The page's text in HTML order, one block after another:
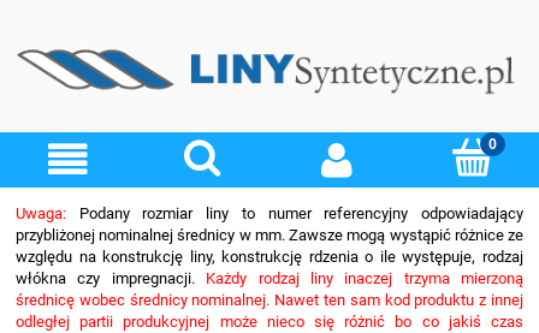
Uwaga: Podany rozmiar liny to numer referencyjny odpowiadający
przybliżonej nominalnej średnicy w mm. Zawsze mogą wystąpić różnice ze
względu na konstrukcję liny, konstrukcję rdzenia o ile występuje, rodzaj
włókna czy impregnacji.Każdy rodzaj liny inaczej trzyma mierzoną
średnicę wobec średnicy nominalnej. Nawet ten sam kod produktu z innej
odległej partii produkcyjnej może nieco się różnić bo co jakiś czas